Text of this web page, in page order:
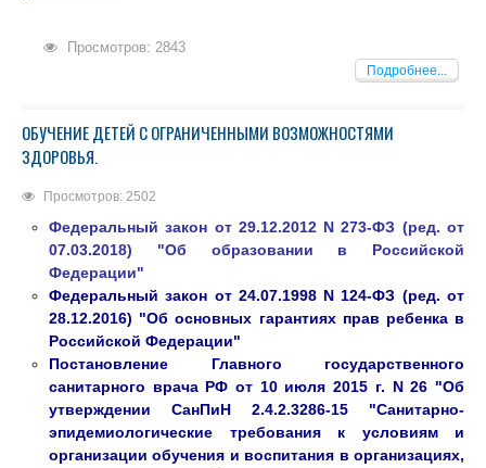
Просмотров: 2843
Подробнее...
ОБУЧЕНИЕ ДЕТЕЙ С ОГРАНИЧЕННЫМИ ВОЗМОЖНОСТЯМИ
ЗДОРОВЬЯ.
Просмотров: 2502
Федеральный закон от 29.12.2012 N 273-ФЗ (ред. от
07.03.2018) "Об образовании в Российской
Федерации"
Федеральный закон от 24.07.1998 N 124-ФЗ (ред. от
28.12.2016) "Об основных гарантиях прав ребенка в
Российской Федерации"
Постановление Главного государственного
санитарного врача РФ от 10 июля 2015 г. N 26 "Об
утверждении СанПиН 2.4.2.3286-15 "Санитарно-
эпидемиологические требования к условиям и
организации обучения и воспитания в организациях,